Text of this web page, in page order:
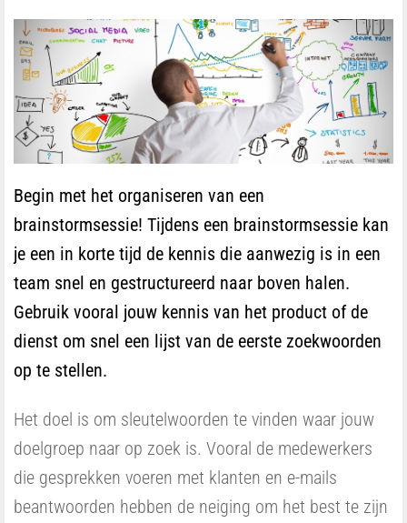
Begin met het organiseren van een
brainstormsessie! Tijdens een brainstormsessie kan
je een in korte tijd de kennis die aanwezig is in een
team snel en gestructureerd naar boven halen.
Gebruik vooral jouw kennis van het product of de
dienst om snel een lijst van de eerste zoekwoorden
op te stellen.
Het doel is om sleutelwoorden te vinden waar jouw
doelgroep naar op zoek is. Vooral de medewerkers
die gesprekken voeren met klanten en e-mails
beantwoorden hebben de neiging om het best te zijn